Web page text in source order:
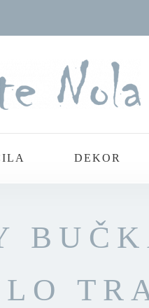
DEKOR